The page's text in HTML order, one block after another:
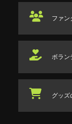
ファン
ボラン
グッズ